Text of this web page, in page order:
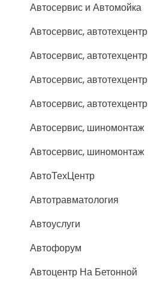
Автосервис и Автомойка
Автосервис, автотехцентр
Автосервис, автотехцентр
Автосервис, автотехцентр
Автосервис, автотехцентр
Автосервис, шиномонтаж
Автосервис, шиномонтаж
АвтоТехЦентр
Автотравматология
Автоуслуги
Автофорум
Автоцентр На Бетонной